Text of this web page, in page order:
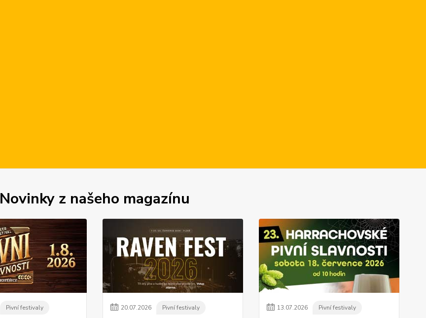
Novinky z našeho magazínu
Pivní festivaly 20.07.2026 Pivní festivaly 13.07.2026 Pivní festivaly